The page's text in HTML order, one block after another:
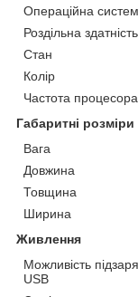
Операційна
Роздільна
Стан
Колір
Частота процесора
Габаритні розміри
Вага
Довжина
Товщина
Ширина
Живлення
Можливість
USB